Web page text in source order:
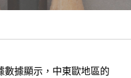
數據顯示，中東歐地區的